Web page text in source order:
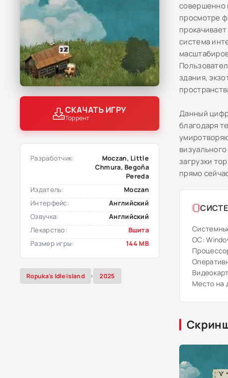
СКАЧАТЬ ИГРУ
Торрент
Разработчик:
Moczan, Little
Chmura, Begoña
Pereda
Издатель:
Moczan
Интерфейс:
Английский
Озвучка:
Английский
Лекарство:
Вшита
Размер игры:
144 MB
Ropuka's Idle Island , 2025
совершенно
просмотре
система
здания,
Данный
благодаря
загрузки
прямо
ОС:
Место на